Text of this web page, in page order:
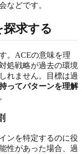
などです。
求する
。ACEの意味を理
処戦略が過去の環境
れません。目標は過
ってパターンを理解
ンを特定するのに役
性があった場合、過